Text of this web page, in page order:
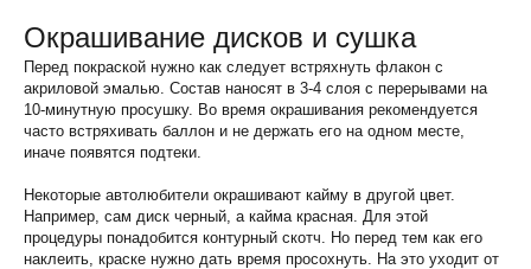
Окрашивание дисков и сушка
Перед покраской нужно как следует встряхнуть флакон с
акриловой эмалью. Состав наносят в 3-4 слоя с перерывами на
10-минутную просушку. Во время окрашивания рекомендуется
часто встряхивать баллон и не держать его на одном месте,
иначе появятся подтеки.
Некоторые автолюбители окрашивают кайму в другой цвет.
Например, сам диск черный, а кайма красная. Для этой
процедуры понадобится контурный скотч. Но перед тем как его
наклеить, краске нужно дать время просохнуть. На это уходит от